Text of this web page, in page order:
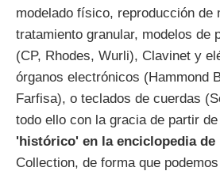
modelado físico, reproducción de
tratamiento granular, modelos de
(CP, Rhodes, Wurli), Clavinet y
órganos electrónicos (Hammond
Farfisa), o teclados de cuerdas
todo ello con la gracia de partir de
'histórico' en la enciclopedia de
Collection, de forma que